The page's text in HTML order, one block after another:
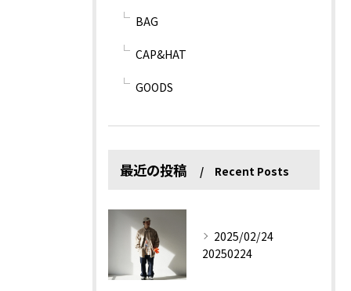
BAG
CAP&HAT
GOODS
最近の投稿 Recent Posts
2025/02/24
20250224